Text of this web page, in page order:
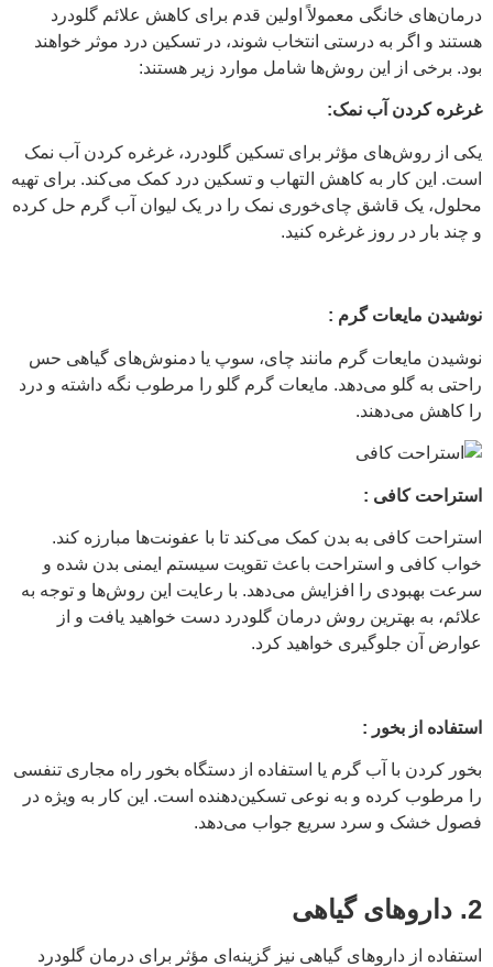
درمان‌های خانگی معمولاً اولین قدم برای کاهش علائم گلودرد
هستند و اگر به درستی انتخاب شوند، در تسکین درد موثر خواهند
بود. برخی از این روش‌ها شامل موارد زیر هستند:
غرغره کردن آب نمک:
یکی از روش‌های مؤثر برای تسکین گلودرد، غرغره کردن آب نمک
است. این کار به کاهش التهاب و تسکین درد کمک می‌کند. برای تهیه
محلول، یک قاشق چای‌خوری نمک را در یک لیوان آب گرم حل کرده
و چند بار در روز غرغره کنید.
نوشیدن مایعات گرم :
نوشیدن مایعات گرم مانند چای، سوپ یا دمنوش‌های گیاهی حس
راحتی به گلو می‌دهد. مایعات گرم گلو را مرطوب نگه‌ داشته و درد
را کاهش می‌دهند.
استراحت کافی :
استراحت کافی به بدن کمک می‌کند تا با عفونت‌ها مبارزه کند.
خواب کافی و استراحت باعث تقویت سیستم ایمنی بدن شده و
سرعت بهبودی را افزایش می‌دهد. با رعایت این روش‌ها و توجه به
علائم، به بهترین روش درمان گلودرد دست خواهید یافت و از
عوارض آن جلوگیری خواهید کرد.
استفاده از بخور :
بخور کردن با آب گرم یا استفاده از دستگاه بخور راه مجاری تنفسی
را مرطوب کرده و به نوعی تسکین‌دهنده است. این کار به ویژه در
فصول خشک و سرد سریع جواب می‌دهد.
2. داروهای گیاهی
استفاده از داروهای گیاهی نیز گزینه‌ای مؤثر برای درمان گلودرد